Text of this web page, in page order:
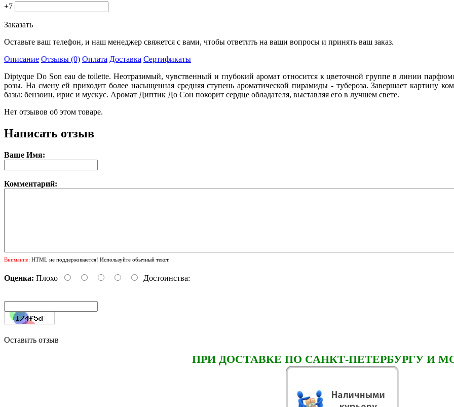
+7
Заказать
Оставьте ваш телефон, и наш менеджер свяжется с вами, чтобы ответить на ваши вопросы и принять ваш заказ.
Описание Отзывы (0) Оплата Доставка Сертификаты
Diptyque Do Son eau de toilette. Неотразимый, чувственный и глубокий аромат относится к цветочной группе в линии
розы. На смену ей приходит более насыщенная средняя ступень ароматической пирамиды - тубероза. Завершает картину
базы: бензоин, ирис и мускус. Аромат Диптик До Сон покорит сердце обладателя, выставляя его в лучшем свете.
Нет отзывов об этом товаре.
Написать отзыв
Ваше Имя:
Комментарий:
Внимание: HTML не поддерживается! Используйте обычный текст.
Оценка: Плохо Достоинства:
Оставить отзыв
ПРИ ДОСТАВКЕ ПО САНКТ-ПЕТЕРБУРГУ И